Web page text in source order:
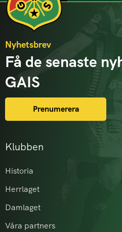
Klubben
Historia
Herrlaget
Damlaget
Våra partners
Nyhetsbrev
Få de senaste
GAIS
Prenumerera